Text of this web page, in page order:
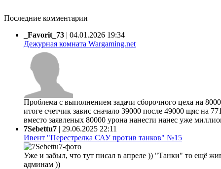
Последние комментарии
_Favorit_73 | 04.01.2026 19:34
Дежурная комната Wargaming.net
Проблема с выполнением задачи сборочного цеха на
итоге счетчик завис сначало 39000 после 49000 щяс на
вместо заявленых 80000 урона нанести нанес уже
7Sebettu7 | 29.06.2025 22:11
Ивент "Перестрелка САУ против танков" №15
Уже и забыл, что тут писал в апреле )) "Танки" то ещё
админам ))